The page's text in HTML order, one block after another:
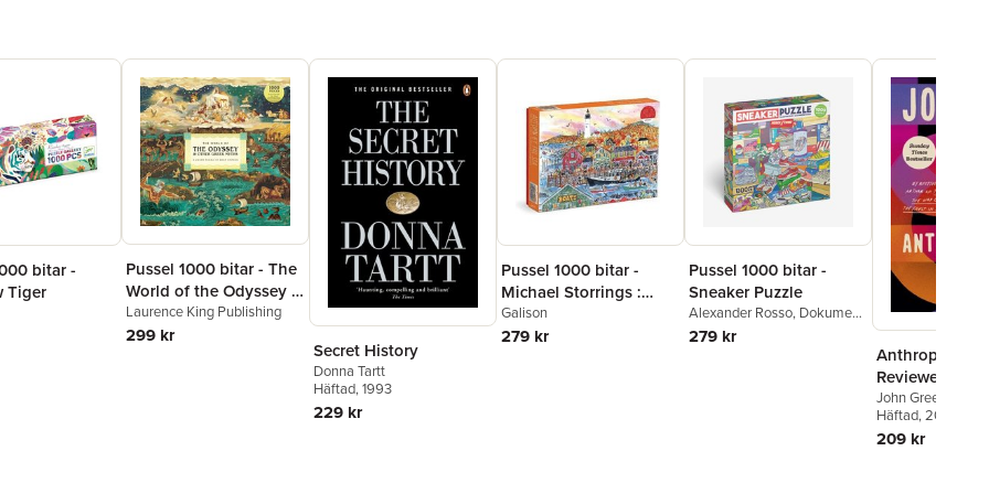
bitar -
Tiger
Pussel 1000 bitar - The
World of the Odyssey &
Other Greek Myths
Laurence King Publishing
299 kr
Secret History
Donna Tartt
Häftad, 1993
229 kr
Pussel 1000 bitar -
Michael Storrings :
Autumn By the Sea
Galison
279 kr
Pussel 1000 bitar -
Sneaker Puzzle
Alexander Rosso, Dokument
Press
279 kr
Anthropocene
Reviewed
John Green
Häftad, 2023
209 kr